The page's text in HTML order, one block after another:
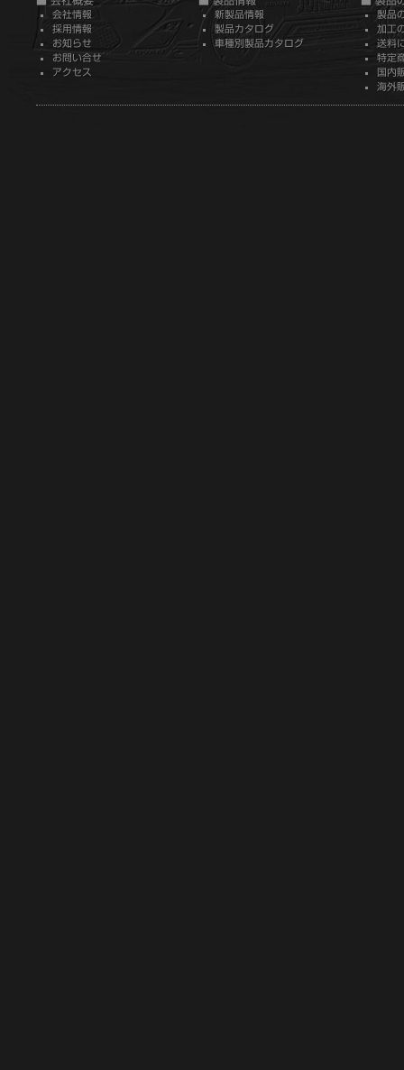
会社情報
採用情報
お知らせ
お問い合せ
アクセス
新製品情報
製品カタログ
車種別製品カタログ
製品
加工
送料
特定
国内
海外